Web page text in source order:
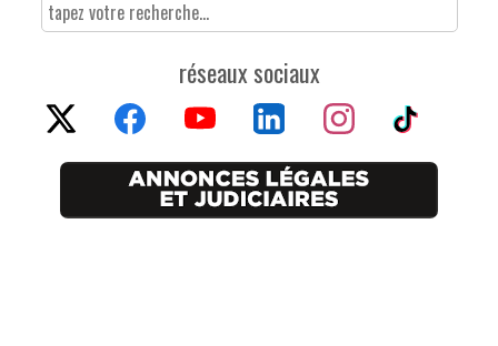
réseaux sociaux